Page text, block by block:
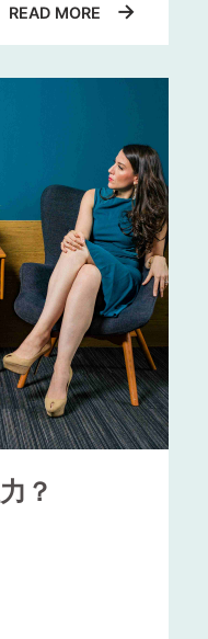
的職業發展沒
考慮尋找更適
份工作感到滿
務？你是否
？如果你對
你可能需要
。
生活目標是什
年六月沒有
果這份工作
要尋找一份
記憶功能，對
殺傷力。是
）？若不
離爭端現
現場」是防
去洗把臉冷
場，搞不好
緒管理的關
初半小時，
者吃些零
開心的事；
的「暫時隔
在競爭激烈
只是陳述個
展現你的價
的敘事舞
READ MORE →
？